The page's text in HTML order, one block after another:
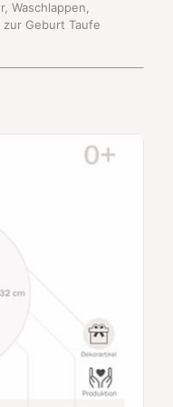
Waschlappen,
Geburt Taufe